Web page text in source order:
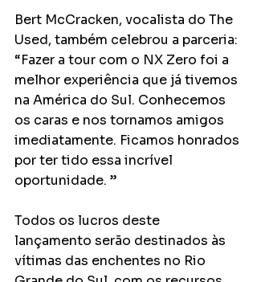
Bert McCracken, vocalista do The
Used, também celebrou a parceria:
“Fazer a tour com o NX Zero foi a
melhor experiência que já tivemos
na América do Sul. Conhecemos
os caras e nos tornamos amigos
imediatamente. Ficamos honrados
por ter tido essa incrível
oportunidade. ”
Todos os lucros deste
lançamento serão destinados às
vítimas das enchentes no Rio